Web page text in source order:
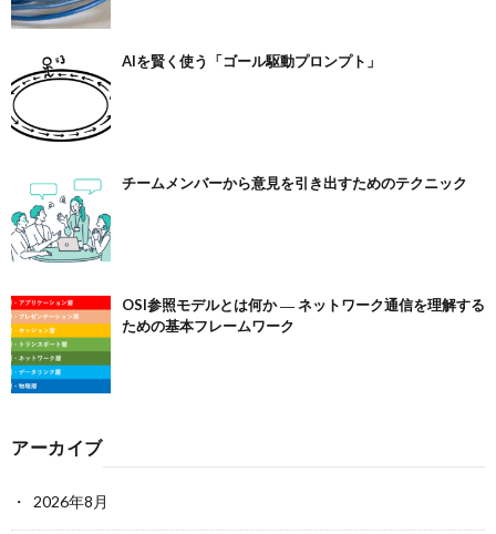
AIを賢く使う「ゴール駆動プロンプト」
チームメンバーから意見を引き出すためのテクニック
OSI参照モデルとは何か ― ネットワーク通信を理解する
ための基本フレームワーク
アーカイブ
2026年8月